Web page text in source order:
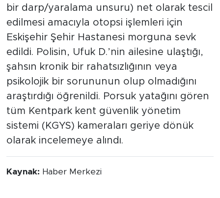
bir darp/yaralama unsuru) net olarak tescil
edilmesi amacıyla otopsi işlemleri için
Eskişehir Şehir Hastanesi morguna sevk
edildi. Polisin, Ufuk D.’nin ailesine ulaştığı,
şahsın kronik bir rahatsızlığının veya
psikolojik bir sorununun olup olmadığını
araştırdığı öğrenildi. Porsuk yatağını gören
tüm Kentpark kent güvenlik yönetim
sistemi (KGYS) kameraları geriye dönük
olarak incelemeye alındı.
Kaynak: Haber Merkezi